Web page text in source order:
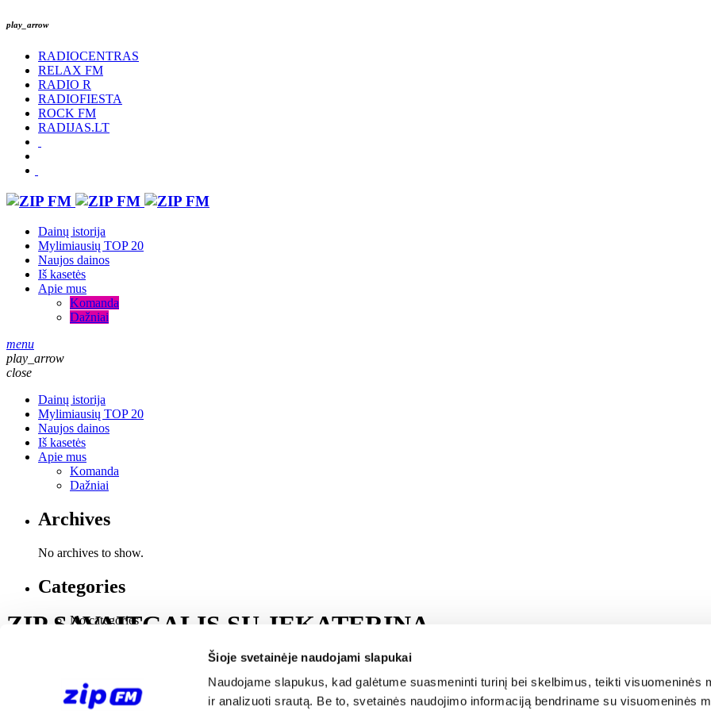
Šioje svetainėje naudojami slapukai
Naudojame slapukus, kad galėtume suasmeninti turinį bei skelbimus, teikti visuomeninės
ir analizuoti srautą. Be to, svetainės naudojimo informaciją bendriname su visuomeninės
play_arrow
RADIOCENTRAS
RELAX FM
RADIO R
RADIOFIESTA
ROCK FM
RADIJAS.LT
Dainų istorija
Mylimiausių TOP 20
Naujos dainos
Iš kasetės
Apie mus
Komanda
Dažniai
menu
play_arrow
close
Dainų istorija
Mylimiausių TOP 20
Naujos dainos
Iš kasetės
Apie mus
Komanda
Dažniai
Archives
No archives to show.
Categories
No categories
ZIP SAVAITGALIS SU JEKATERINA
ZIP <span style="background-color: #db00a1;"><br> SAVAITGALIS </span>
share
email